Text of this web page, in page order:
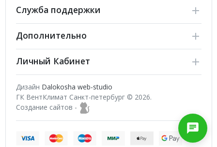
Служба поддержки
Дополнительно
Личный Кабинет
Дизайн Dalokosha web-studio
ГК ВентКлимат Санкт-петербург © 2026.
Создание сайтов -